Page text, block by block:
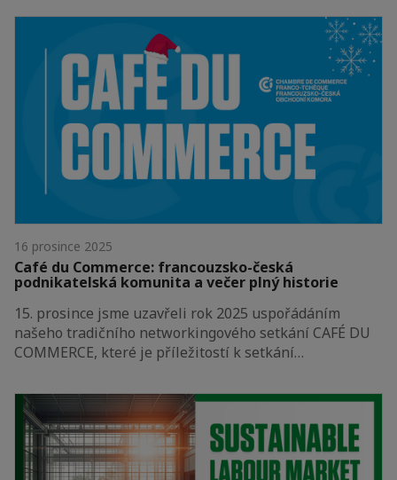
16 prosince 2025
Café du Commerce: francouzsko-česká
podnikatelská komunita a večer plný historie
15. prosince jsme uzavřeli rok 2025 uspořádáním
našeho tradičního networkingového setkání CAFÉ DU
COMMERCE, které je příležitostí k setkání…